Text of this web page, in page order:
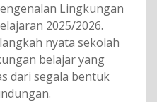
Lingkungan
2025/2026.
nyata sekolah
belajar yang
dari segala bentuk